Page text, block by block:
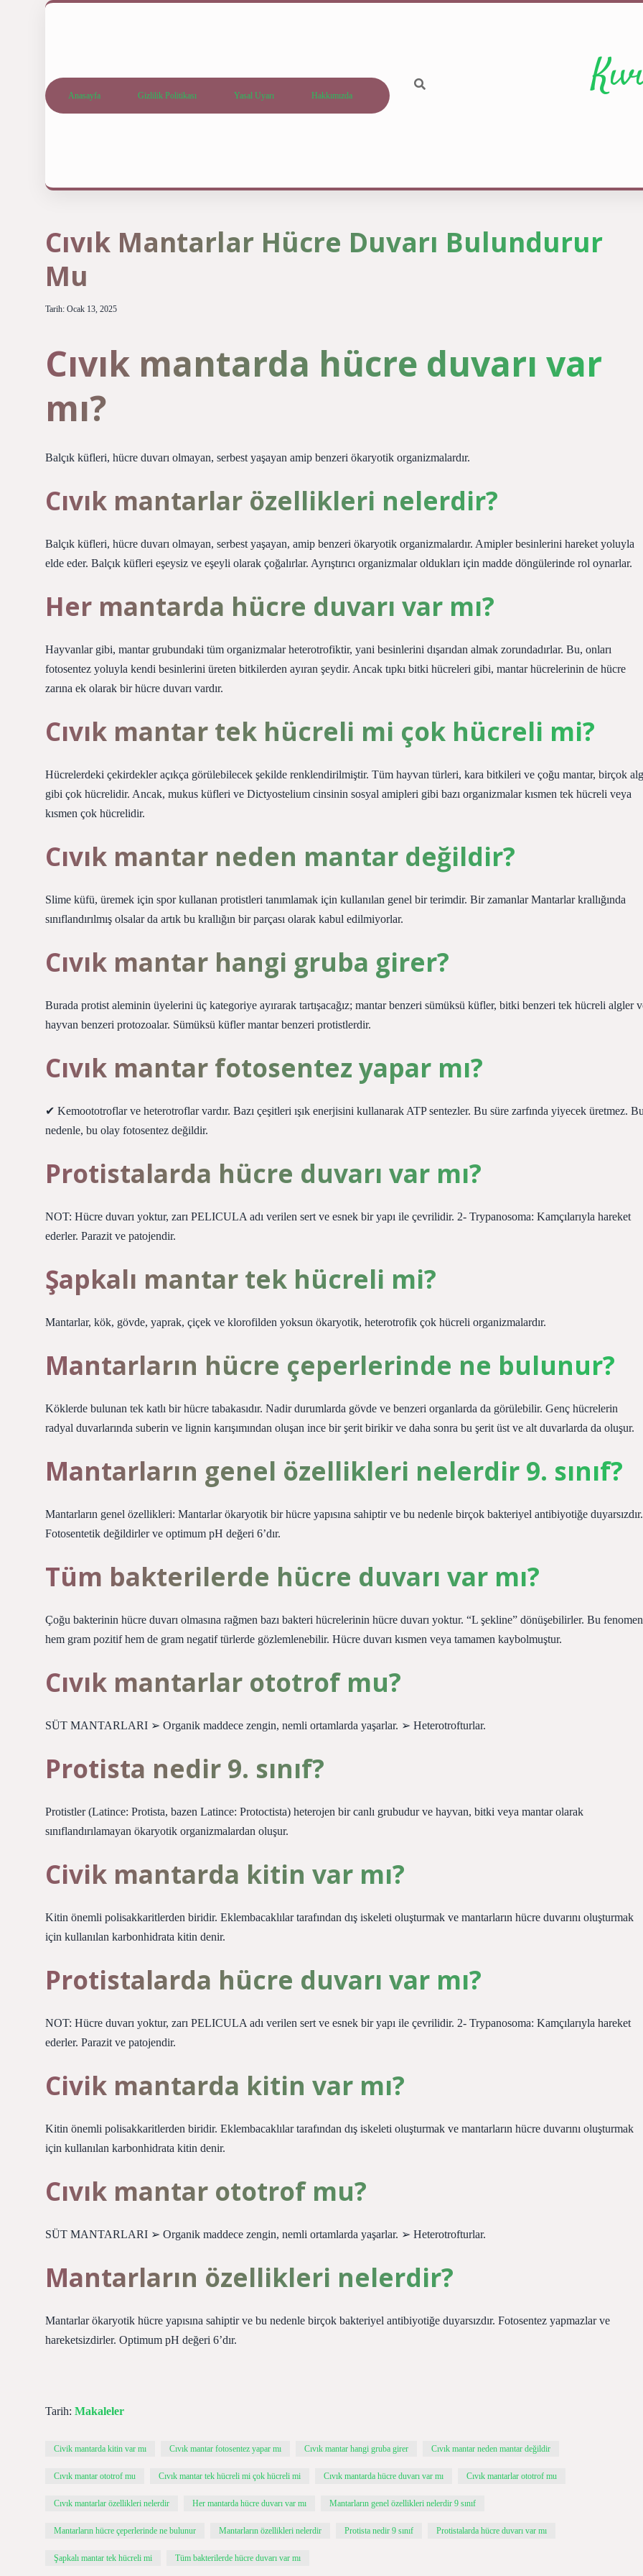
Anasayfa Gizlilik Politikası Yasal Uyarı Hakkımızda
Cıvık Mantarlar Hücre Duvarı Bulundurur
Mu
Tarih: Ocak 13, 2025
Cıvık mantarda hücre duvarı var
mı?
Balçık küfleri, hücre duvarı olmayan, serbest yaşayan amip benzeri ökaryotik organizmalardır.
Cıvık mantarlar özellikleri nelerdir?
Balçık küfleri, hücre duvarı olmayan, serbest yaşayan, amip benzeri ökaryotik organizmalardır. Amipler besinlerini hareket yoluyla
elde eder. Balçık küfleri eşeysiz ve eşeyli olarak çoğalırlar. Ayrıştırıcı organizmalar oldukları için madde döngülerinde rol oynarlar.
Her mantarda hücre duvarı var mı?
Hayvanlar gibi, mantar grubundaki tüm organizmalar heterotrofiktir, yani besinlerini dışarıdan almak zorundadırlar. Bu, onları
fotosentez yoluyla kendi besinlerini üreten bitkilerden ayıran şeydir. Ancak tıpkı bitki hücreleri gibi, mantar hücrelerinin de hücre
zarına ek olarak bir hücre duvarı vardır.
Cıvık mantar tek hücreli mi çok hücreli mi?
Hücrelerdeki çekirdekler açıkça görülebilecek şekilde renklendirilmiştir. Tüm hayvan türleri, kara bitkileri ve çoğu mantar, birçok alg
gibi çok hücrelidir. Ancak, mukus küfleri ve Dictyostelium cinsinin sosyal amipleri gibi bazı organizmalar kısmen tek hücreli veya
kısmen çok hücrelidir.
Cıvık mantar neden mantar değildir?
Slime küfü, üremek için spor kullanan protistleri tanımlamak için kullanılan genel bir terimdir. Bir zamanlar Mantarlar krallığında
sınıflandırılmış olsalar da artık bu krallığın bir parçası olarak kabul edilmiyorlar.
Cıvık mantar hangi gruba girer?
Burada protist aleminin üyelerini üç kategoriye ayırarak tartışacağız; mantar benzeri sümüksü küfler, bitki benzeri tek hücreli algler
hayvan benzeri protozoalar. Sümüksü küfler mantar benzeri protistlerdir.
Cıvık mantar fotosentez yapar mı?
✔ Kemoototroflar ve heterotroflar vardır. Bazı çeşitleri ışık enerjisini kullanarak ATP sentezler. Bu süre zarfında yiyecek üretmez.
nedenle, bu olay fotosentez değildir.
Protistalarda hücre duvarı var mı?
NOT: Hücre duvarı yoktur, zarı PELICULA adı verilen sert ve esnek bir yapı ile çevrilidir. 2- Trypanosoma: Kamçılarıyla hareket
ederler. Parazit ve patojendir.
Şapkalı mantar tek hücreli mi?
Mantarlar, kök, gövde, yaprak, çiçek ve klorofilden yoksun ökaryotik, heterotrofik çok hücreli organizmalardır.
Mantarların hücre çeperlerinde ne bulunur?
Köklerde bulunan tek katlı bir hücre tabakasıdır. Nadir durumlarda gövde ve benzeri organlarda da görülebilir. Genç hücrelerin
radyal duvarlarında suberin ve lignin karışımından oluşan ince bir şerit birikir ve daha sonra bu şerit üst ve alt duvarlarda da oluşur.
Mantarların genel özellikleri nelerdir 9. sınıf?
Mantarların genel özellikleri: Mantarlar ökaryotik bir hücre yapısına sahiptir ve bu nedenle birçok bakteriyel antibiyotiğe duyarsızdır.
Fotosentetik değildirler ve optimum pH değeri 6’dır.
Tüm bakterilerde hücre duvarı var mı?
Çoğu bakterinin hücre duvarı olmasına rağmen bazı bakteri hücrelerinin hücre duvarı yoktur. “L şekline” dönüşebilirler. Bu fenomen
hem gram pozitif hem de gram negatif türlerde gözlemlenebilir. Hücre duvarı kısmen veya tamamen kaybolmuştur.
Cıvık mantarlar ototrof mu?
SÜT MANTARLARI ➢ Organik maddece zengin, nemli ortamlarda yaşarlar. ➢ Heterotrofturlar.
Protista nedir 9. sınıf?
Protistler (Latince: Protista, bazen Latince: Protoctista) heterojen bir canlı grubudur ve hayvan, bitki veya mantar olarak
sınıflandırılamayan ökaryotik organizmalardan oluşur.
Civik mantarda kitin var mı?
Kitin önemli polisakkaritlerden biridir. Eklembacaklılar tarafından dış iskeleti oluşturmak ve mantarların hücre duvarını oluşturmak
için kullanılan karbonhidrata kitin denir.
Protistalarda hücre duvarı var mı?
NOT: Hücre duvarı yoktur, zarı PELICULA adı verilen sert ve esnek bir yapı ile çevrilidir. 2- Trypanosoma: Kamçılarıyla hareket
ederler. Parazit ve patojendir.
Civik mantarda kitin var mı?
Kitin önemli polisakkaritlerden biridir. Eklembacaklılar tarafından dış iskeleti oluşturmak ve mantarların hücre duvarını oluşturmak
için kullanılan karbonhidrata kitin denir.
Cıvık mantar ototrof mu?
SÜT MANTARLARI ➢ Organik maddece zengin, nemli ortamlarda yaşarlar. ➢ Heterotrofturlar.
Mantarların özellikleri nelerdir?
Mantarlar ökaryotik hücre yapısına sahiptir ve bu nedenle birçok bakteriyel antibiyotiğe duyarsızdır. Fotosentez yapmazlar ve
hareketsizdirler. Optimum pH değeri 6’dır.
Tarih: Makaleler
Civik mantarda kitin var mı Cıvık mantar fotosentez yapar mı Cıvık mantar hangi gruba girer Cıvık mantar neden mantar değildir
Cıvık mantar ototrof mu Cıvık mantar tek hücreli mi çok hücreli mi Cıvık mantarda hücre duvarı var mı Cıvık mantarlar ototrof mu
Cıvık mantarlar özellikleri nelerdir Her mantarda hücre duvarı var mı Mantarların genel özellikleri nelerdir 9 sınıf
Mantarların hücre çeperlerinde ne bulunur Mantarların özellikleri nelerdir Protista nedir 9 sınıf Protistalarda hücre duvarı var mı
Şapkalı mantar tek hücreli mi Tüm bakterilerde hücre duvarı var mı